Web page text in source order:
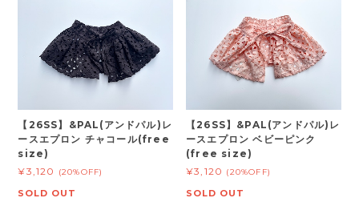
【26SS】&PAL(アンドパル)レ
ースエプロン チャコール(free
size)
¥3,120
(20%OFF)
SOLD OUT
【26SS】&PAL(アンドパル)レ
ースエプロン ベビーピンク
(free size)
¥3,120 (20%OFF)
SOLD OUT